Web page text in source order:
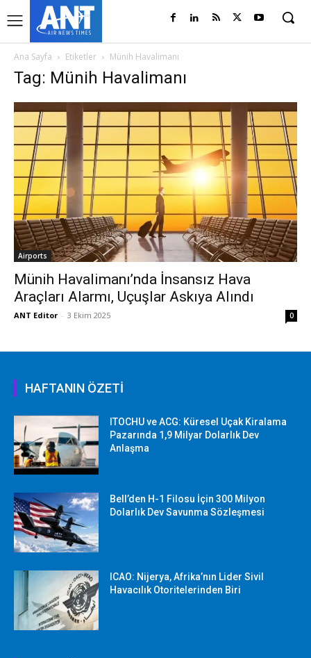
Ana Sayfa Etiketler Münih Havalimanı
Tag: Münih Havalimanı
Airports
Münih Havalimanı’nda İnsansız Hava
Araçları Alarmı, Uçuşlar Askıya Alındı
ANT Editor - 3 Ekim 2025 0
HAFTANIN ÖZETİ
ITOCHU ve ACG: Küresel Uçak Kiralama
Pazarında 1,9 Milyar Dolarlık Dev
Anlaşma
Bell’den H-1 Filosu İçin 300 Milyon
Dolarlık Dev Savunma Sözleşmesi
ICAO: Nijerya, Afrika’nın Lider Sivil
Havacılık Otoritelerinden Biri